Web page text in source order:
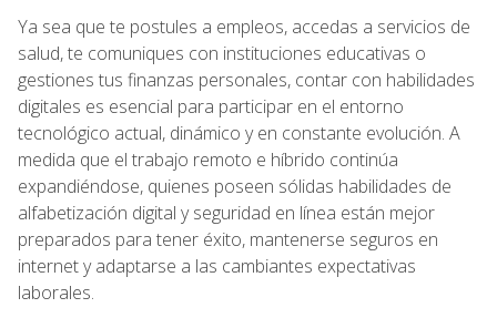
Ya sea que te postules a empleos, accedas a servicios de
salud, te comuniques con instituciones educativas o
gestiones tus finanzas personales, contar con habilidades
digitales es esencial para participar en el entorno
tecnológico actual, dinámico y en constante evolución. A
medida que el trabajo remoto e híbrido continúa
expandiéndose, quienes poseen sólidas habilidades de
alfabetización digital y seguridad en línea están mejor
preparados para tener éxito, mantenerse seguros en
internet y adaptarse a las cambiantes expectativas
laborales.